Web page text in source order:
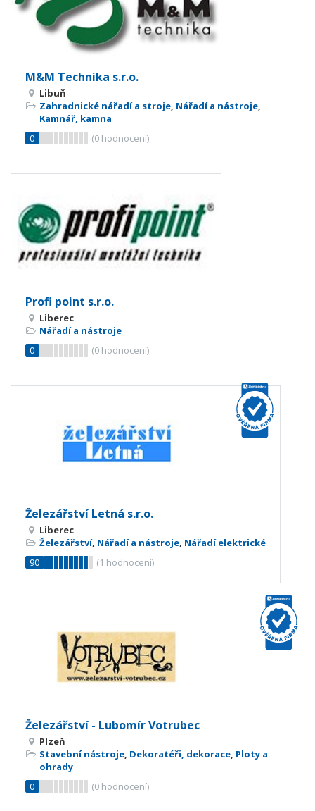
M&M Technika s.r.o.
Libuň
Zahradnické nářadí a stroje, Nářadí a nástroje,
Kamnář, kamna
0
(0 hodnocení)
Profi point s.r.o.
Liberec
Nářadí a nástroje
0
(0 hodnocení)
Železářství Letná s.r.o.
Liberec
Železářství, Nářadí a nástroje Nářadí elektrické
90
(1 hodnocení)
Železářství - Lubomír Votrubec
Plzeň
Stavební nástroje, Dekoratéři, dekorace, Ploty a
ohrady
0
(0 hodnocení)